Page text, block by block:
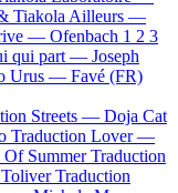
Tiakola Ailleurs —
— Ofenbach 1 2 3
qui part — Joseph
Urus — Favé (FR)
Streets — Doja Cat
Traduction Lover —
Of Summer Traduction
Traduction